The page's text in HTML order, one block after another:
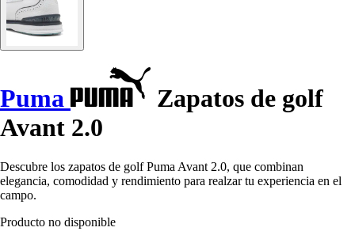
Puma
Zapatos de golf
Avant 2.0
Descubre los zapatos de golf Puma Avant 2.0, que combinan
elegancia, comodidad y rendimiento para realzar tu experiencia en el
campo.
Producto no disponible